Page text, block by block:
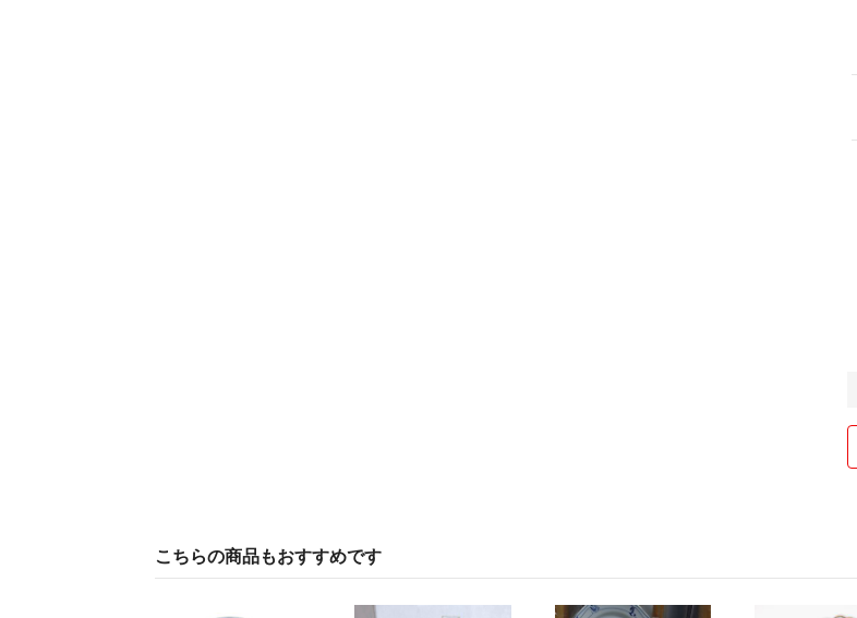
こちらの商品もおすすめです